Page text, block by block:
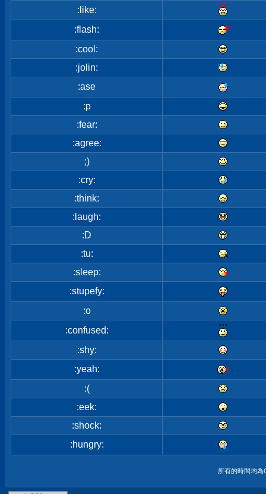
:like:
:flash:
:cool:
:jolin:
:ase
:p
:fear:
:agree:
;)
:cry:
:think:
:laugh:
:D
:tu:
:sleep:
:stupefy:
:o
:confused:
:shy:
:yeah:
:(
:eek:
:shock:
:hungry:
所有的時間均為